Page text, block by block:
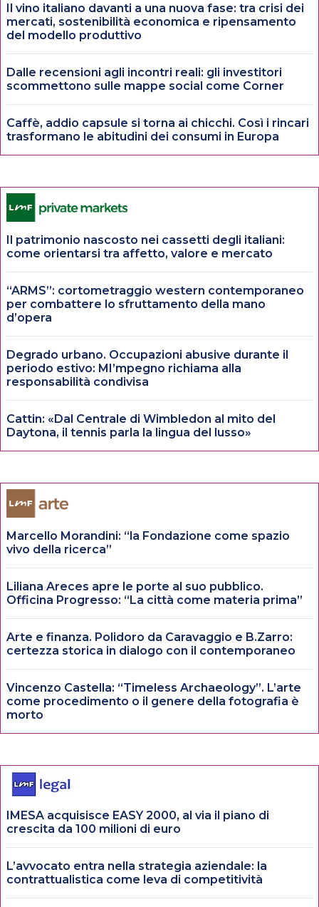
Il vino italiano davanti a una nuova fase: tra crisi dei
mercati, sostenibilità economica e ripensamento
del modello produttivo
Dalle recensioni agli incontri reali: gli investitori
scommettono sulle mappe social come Corner
Caffè, addio capsule si torna ai chicchi. Così i rincari
trasformano le abitudini dei consumi in Europa
Il patrimonio nascosto nei cassetti degli italiani:
come orientarsi tra affetto, valore e mercato
“ARMS”: cortometraggio western contemporaneo
per combattere lo sfruttamento della mano
d’opera
Degrado urbano. Occupazioni abusive durante il
periodo estivo: MI’mpegno richiama alla
responsabilità condivisa
Cattin: «Dal Centrale di Wimbledon al mito del
Daytona, il tennis parla la lingua del lusso»
Marcello Morandini: “la Fondazione come spazio
vivo della ricerca”
Liliana Areces apre le porte al suo pubblico.
Officina Progresso: “La città come materia prima”
Arte e finanza. Polidoro da Caravaggio e B.Zarro:
certezza storica in dialogo con il contemporaneo
Vincenzo Castella: “Timeless Archaeology”. L’arte
come procedimento o il genere della fotografia è
morto
IMESA acquisisce EASY 2000, al via il piano di
crescita da 100 milioni di euro
L’avvocato entra nella strategia aziendale: la
contrattualistica come leva di competitività